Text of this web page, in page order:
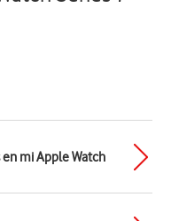
mi Apple Watch